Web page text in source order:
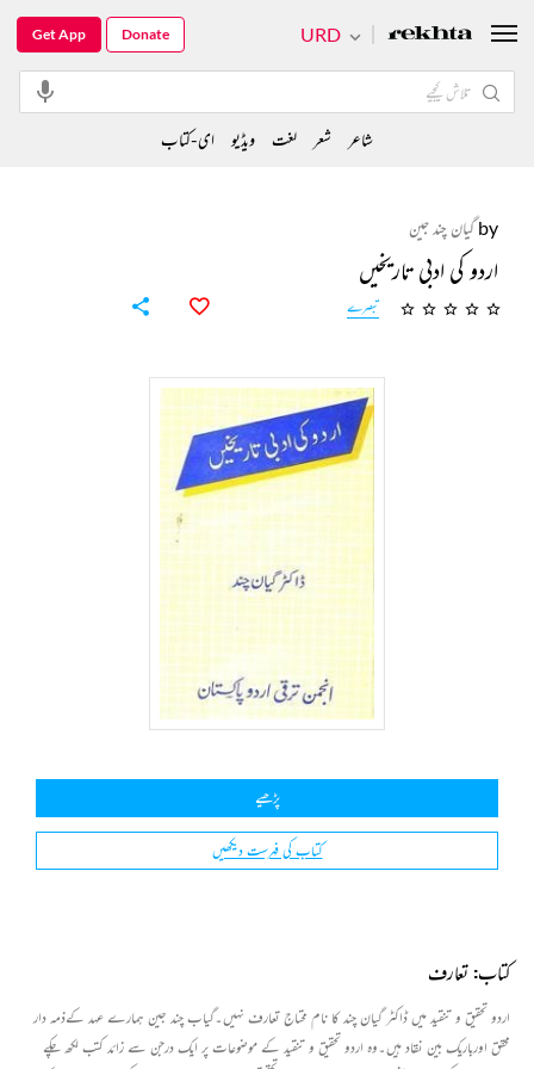
byگیان چند جین
اردو کی ادبی تاریخیں
تبصرے
پڑھیے
کتاب کی فہرست دیکھیں
کتاب: تعارف
اردو تحقیق و تنقید میں ڈاكٹر گیان چند كا نام محتاج تعارف نہیں۔گیاب چند جین ہمارے عہد كےذمہ دار
محقق اورباریك بین نقاد ہیں۔وہ اردو تحقیق و تنقید كے موضوعات پر ایك درجن سے زائد كتب لكھ چكے
URD
Get App Donate
شاعر شعر لغت ویڈیو ای-کتاب